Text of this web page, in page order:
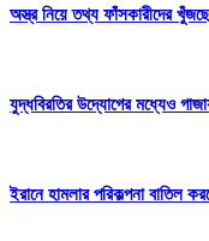
অস্ত্র নিয়ে তথ্য ফাঁসকারীদের
যুদ্ধবিরতির উদ্যোগের মধ্যেও
ইরানে হামলার পরিকল্পনা বাতিল